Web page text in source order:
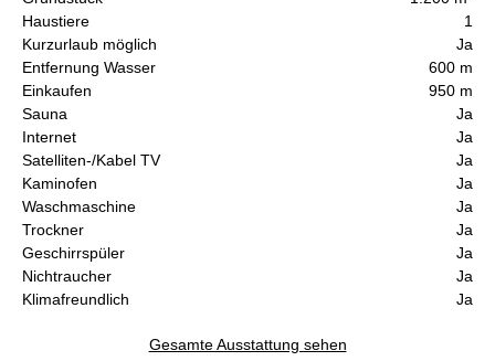
Haustiere
1
Kurzurlaub möglich
Ja
Entfernung Wasser
600 m
Einkaufen
950 m
Sauna
Ja
Internet
Ja
Satelliten-/Kabel TV
Ja
Kaminofen
Ja
Waschmaschine
Ja
Trockner
Ja
Geschirrspüler
Ja
Nichtraucher
Ja
Klimafreundlich
Ja
Gesamte Ausstattung sehen